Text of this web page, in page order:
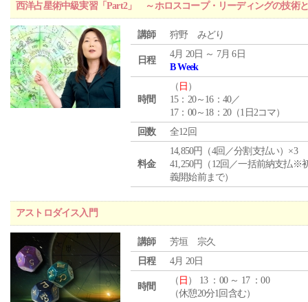
西洋占星術中級実習「Part2」 ～ホロスコープ・リーディングの技術
講師 狩野 みどり
日程
4月 20日 ～ 7月 6日
B Week
時間
（ 日 ）
15：20～16：40／
17：00～18：20（1日2コマ）
回数
全12回
料金
14,850円（4回／分割支払い）×3
41,250円（12回／一括前納支払※
義開始前まで）
アストロダイス入門
講師
芳垣 宗久
日程
4月 20日
時間
（ 日 ） 13 ：00 ～ 17 ：00
（休憩20分1回含む）